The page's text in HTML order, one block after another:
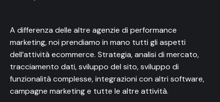
A differenza delle altre agenzie di performance
marketing, noi prendiamo in mano tutti gli aspetti
dell’attività ecommerce. Strategia, analisi di mercato,
tracciamento dati, sviluppo del sito, sviluppo di
funzionalità complesse, integrazioni con altri software,
campagne marketing e tutte le altre attività.